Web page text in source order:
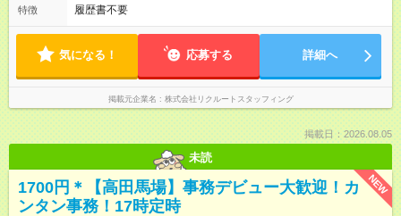
特徴 履歴書不要
気になる！ 応募する 詳細へ
掲載元企業名 株式会社リクルートスタッフィング
掲載日：2026.08.05
未読
NEW
1700円＊【高田馬場】事務デビュー大歓迎！カ
ンタン事務！17時定時